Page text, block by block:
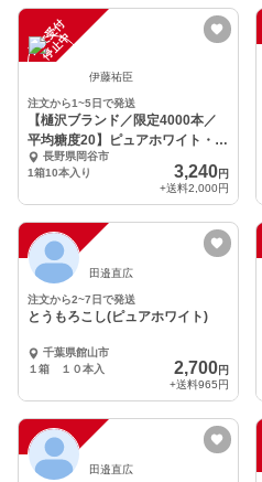
注
文
受
付
停
止
中
伊藤祐臣
注文から1~5日で発送
【樋沢ブランド／限定4000本／
平均糖度20】ピュアホワイト・
10本入
長野県岡谷市
1箱10本入り
3,240円
+送料2,000円
注
文
受
付
停
止
中 田邉直広
注文から2~7日で発送
とうもろこし(ピュアホワイト)
千葉県館山市
１箱 １０本入
2,700円
+送料965円
注
文
受
付
停
止
中 田邉直広